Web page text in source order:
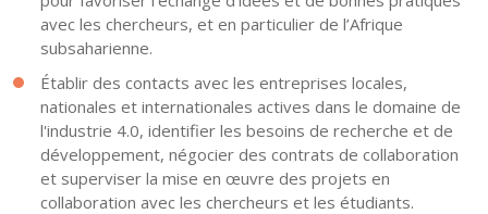
avec les chercheurs, et en particulier de l’Afrique
subsaharienne.
Établir des contacts avec les entreprises locales,
nationales et internationales actives dans le domaine de
l'industrie 4.0, identifier les besoins de recherche et de
développement, négocier des contrats de collaboration
et superviser la mise en œuvre des projets en
collaboration avec les chercheurs et les étudiants.